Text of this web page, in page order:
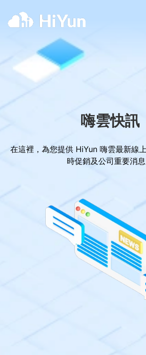
嗨雲快訊
在這裡，為您提供 HiYun 嗨雲最新線
時促銷及公司重要消息